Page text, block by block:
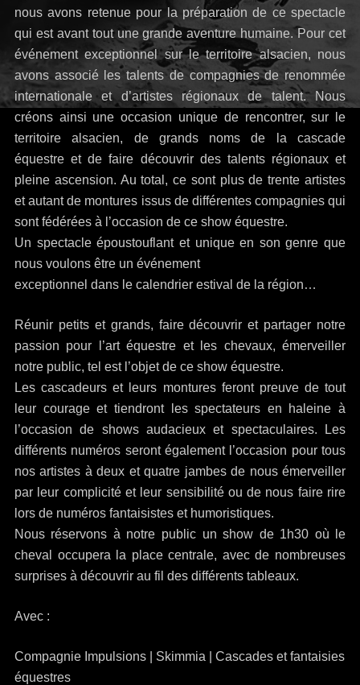
nous avons retenue pour la préparation de ce spectacle
qui est avant tout une grande aventure humaine. Pour cet
événement exceptionnel sur le territoire alsacien, nous
avons associé les talents de compagnies de renommée
internationale et d’artistes régionaux de talent. Nous
créons ainsi une occasion unique de rencontrer, sur le
territoire alsacien, de grands noms de la cascade
équestre et de faire découvrir des talents régionaux et
pleine ascension. Au total, ce sont plus de trente artistes
et autant de montures issus de différentes compagnies qui
sont fédérées à l’occasion de ce show équestre.
Un spectacle époustouflant et unique en son genre que
nous voulons être un événement
exceptionnel dans le calendrier estival de la région…
Réunir petits et grands, faire découvrir et partager notre
passion pour l’art équestre et les chevaux, émerveiller
notre public, tel est l’objet de ce show équestre.
Les cascadeurs et leurs montures feront preuve de tout
leur courage et tiendront les spectateurs en haleine à
l’occasion de shows audacieux et spectaculaires. Les
différents numéros seront également l’occasion pour tous
nos artistes à deux et quatre jambes de nous émerveiller
par leur complicité et leur sensibilité ou de nous faire rire
lors de numéros fantaisistes et humoristiques.
Nous réservons à notre public un show de 1h30 où le
cheval occupera la place centrale, avec de nombreuses
surprises à découvrir au fil des différents tableaux.
Avec :
Compagnie Impulsions | Skimmia | Cascades et fantaisies
équestres